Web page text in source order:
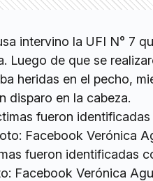
intervino la UFI N° 7
Luego de que se
heridas en el pecho,
disparo en la cabeza.
fueron identificadas
Facebook Verónica